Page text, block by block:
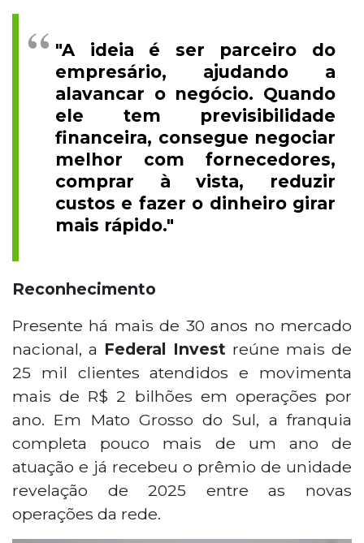
"A ideia é ser parceiro do
empresário, ajudando a
alavancar o negócio. Quando
ele tem previsibilidade
financeira, consegue negociar
melhor com fornecedores,
comprar à vista, reduzir
custos e fazer o dinheiro girar
mais rápido."
Reconhecimento
Presente há mais de 30 anos no mercado
nacional, a Federal Invest reúne mais de
25 mil clientes atendidos e movimenta
mais de R$ 2 bilhões em operações por
ano. Em Mato Grosso do Sul, a franquia
completa pouco mais de um ano de
atuação e já recebeu o prêmio de unidade
revelação de 2025 entre as novas
operações da rede.